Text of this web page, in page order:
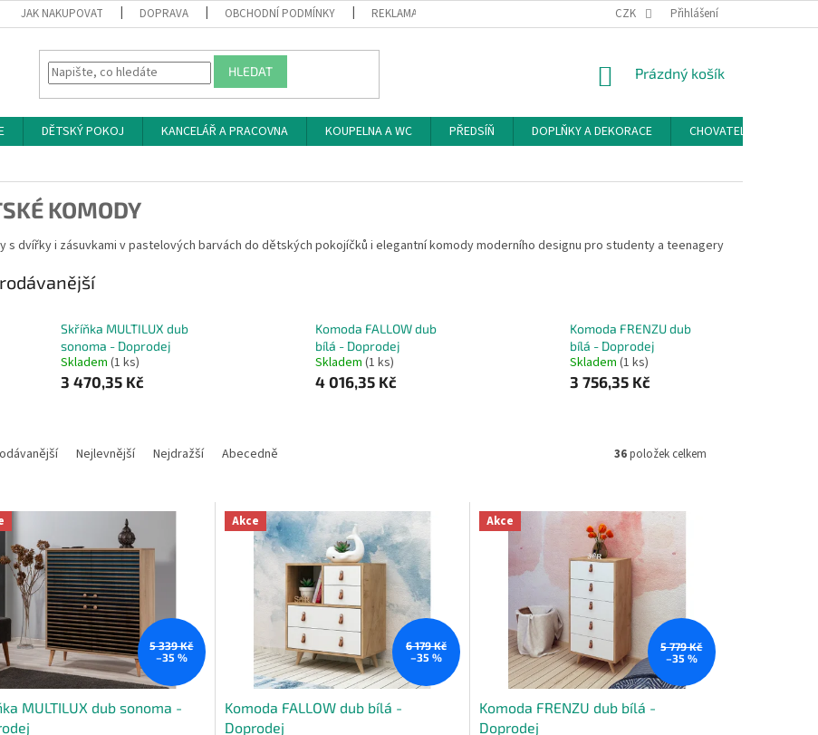
JAK NAKUPOVAT DOPRAVA OBCHODNÍ PODMÍNKY REKLAMACE A ODSTOUPENÍ OD SMLOUVY PODMÍNKY OCHRANY OSOBNÍCH ÚDAJŮ
CZK Přihlášení
HLEDAT
NÁKUPNÍ
Prázdný košík
DĚTSKÝ POKOJ KANCELÁŘ A PRACOVNA KOUPELNA A WC PŘEDSÍŇ DOPLŇKY A DEKORACE
CHOVATELSKÉ
KOMODY
s dvířky i zásuvkami v pastelových barvách do dětských pokojíčků i elegantní komody moderního designu pro studenty a teenagery
Skříňka MULTILUX dub
sonoma - Doprodej
Skladem (1 ks)
3 470,35 Kč
Komoda FALLOW dub
bílá - Doprodej
Skladem (1 ks)
4 016,35 Kč
Komoda FRENZU dub
bílá - Doprodej
Skladem (1 ks)
3 756,35 Kč
Nejlevnější Nejdražší Abecedně 36položek celkem
5 339 Kč
–35 %
MULTILUX dub sonoma -
Akce
6 179 Kč
–35 %
Komoda FALLOW dub bílá -
Doprodej
Akce
5 779 Kč
–35 %
Komoda FRENZU dub bílá -
Doprodej